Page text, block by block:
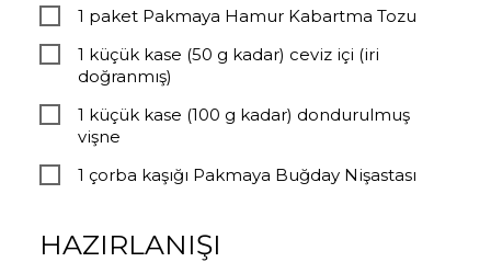
1 paket Pakmaya Hamur Kabartma Tozu
1 küçük kase (50 g kadar) ceviz içi (iri
doğranmış)
1 küçük kase (100 g kadar) dondurulmuş
vişne
1 çorba kaşığı Pakmaya Buğday Nişastası
HAZIRLANIŞI